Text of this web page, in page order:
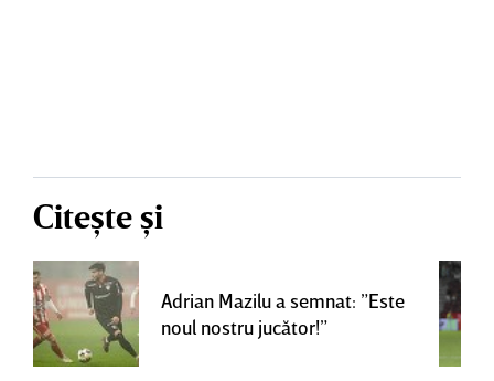
Citește și
Adrian Mazilu a semnat: ”Este
noul nostru jucător!”